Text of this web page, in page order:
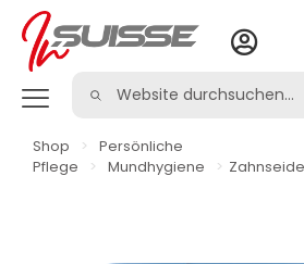
Shop >
Persönliche
Pflege
> Mundhygiene > Zahnseide